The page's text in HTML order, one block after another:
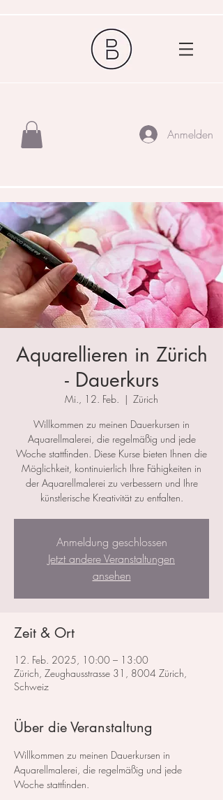
Anmelden
Aquarellieren in Zürich
- Dauerkurs
Mi., 12. Feb.
  |
Zürich
Willkommen zu meinen Dauerkursen in
Aquarellmalerei, die regelmäßig und jede
Woche stattfinden. Diese Kurse bieten Ihnen die
Möglichkeit, kontinuierlich Ihre Fähigkeiten in
der Aquarellmalerei zu verbessern und Ihre
künstlerische Kreativität zu entfalten.
Anmeldung geschlossen
Jetzt andere Veranstaltungen
ansehen
Zeit & Ort
12. Feb. 2025, 10:00 – 13:00
Zürich, Zeughausstrasse 31, 8004 Zürich,
Schweiz
Über die Veranstaltung
Willkommen zu meinen Dauerkursen in
Aquarellmalerei, die regelmäßig und jede
Woche stattfinden.